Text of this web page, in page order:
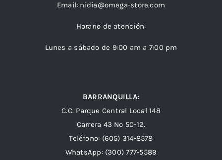
Email: nidia@omega-store.com
Horario de atención:
Lunes a sábado de 9:00 am a 7:00 pm
BARRANQUILLA:
C.C. Parque Central Local 148
Carrera 43 Nº 50-12.
Teléfono: (605) 314-8578
WhatsApp: (300) 777-5589